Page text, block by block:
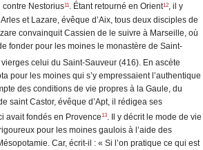
contre Nestorius11 . Étant retourné en Orient12, il y
et Lazare, évêque d’Aix, tous deux disciples de
convainquit Cassien de le suivre à Marseille, où
fonder pour les moines le monastère de Saint-
celui du Saint-Sauveur (416). En ascète
pour les moines qui s’y empressaient l’authentique
des conditions de vie propres à la Gaule, du
saint Castor, évêque d’Apt, il rédigea ses
avait fondés en Provence13. Il y décrit le mode de vie
pour les moines gaulois à l’aide des
Car, écrit-il : « Si l’on pratique ce qui est